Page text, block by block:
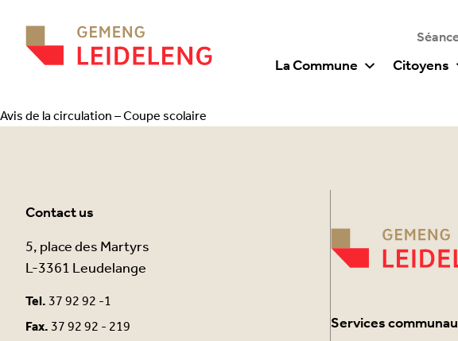
La Commune Citoyens
Avis de la circulation – Coupe scolaire
Contact us
5, place des Martyrs
L-3361 Leudelange
Tel.37 92 92 -1
Fax.37 92 92 - 219 Services